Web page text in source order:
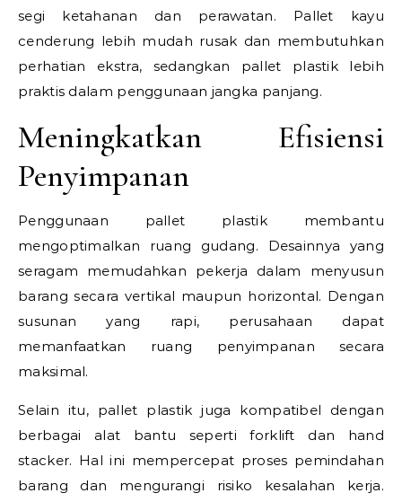
segi ketahanan dan perawatan. Pallet kayu
cenderung lebih mudah rusak dan membutuhkan
perhatian ekstra, sedangkan pallet plastik lebih
praktis dalam penggunaan jangka panjang.
Meningkatkan Efisiensi
Penyimpanan
Penggunaan pallet plastik membantu
mengoptimalkan ruang gudang. Desainnya yang
seragam memudahkan pekerja dalam menyusun
barang secara vertikal maupun horizontal. Dengan
susunan yang rapi, perusahaan dapat
memanfaatkan ruang penyimpanan secara
maksimal.
Selain itu, pallet plastik juga kompatibel dengan
berbagai alat bantu seperti forklift dan hand
stacker. Hal ini mempercepat proses pemindahan
barang dan mengurangi risiko kesalahan kerja.